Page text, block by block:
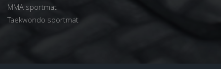
MMA sportmat
Taekwondo sportmat